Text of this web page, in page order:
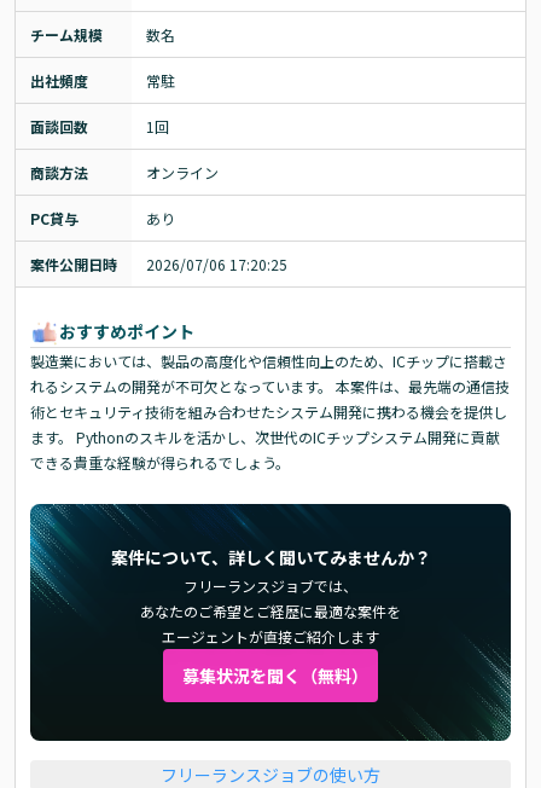
チーム規模 数名
出社頻度 常駐
面談回数 1回
商談方法 オンライン
PC貸与 あり
案件公開日時 2026/07/06 17:20:25
おすすめポイント
製造業においては、製品の高度化や信頼性向上のため、ICチップに搭載さ
れるシステムの開発が不可欠となっています。 本案件は、最先端の通信技
術とセキュリティ技術を組み合わせたシステム開発に携わる機会を提供し
ます。 Pythonのスキルを活かし、次世代のICチップシステム開発に貢献
できる貴重な経験が得られるでしょう。
案件について、詳しく聞いてみませんか？
フリーランスジョブでは、
あなたのご希望とご経歴に最適な案件を
エージェントが直接ご紹介します
募集状況を聞く（無料）
フリーランスジョブの使い方